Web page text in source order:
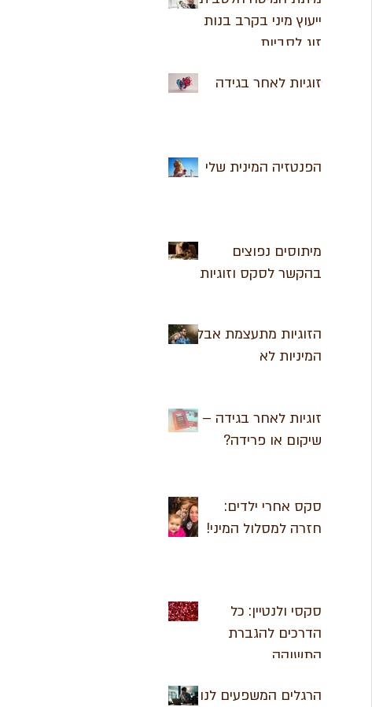
ייעוץ מיני בקרב בנות
זוג לסביות
זוגיות לאחר בגידה
הפנטזיה המינית שלי
מיתוסים נפוצים
בהקשר לסקס וזוגיות
הזוגיות מתעצמת אבל
המיניות לא
זוגיות לאחר בגידה –
שיקום או פרידה?
סקס אחרי ילדים:
חזרה למסלול המיני!
סקסי ולנטיין: כל
הדרכים להגברת
התשוקה
הרגלים המשפעים לנו